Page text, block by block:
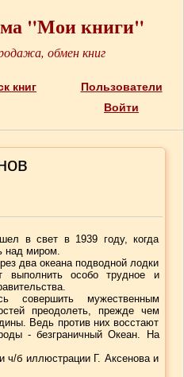
"Мои книги"
обмен книг
книг
Пользователи
Войти
в свет в 1939 году, когда
над миром.
два океана подводной лодки
выполнить особо трудное и
совершить мужественным
преодолеть, прежде чем
Ведь против них восстают
- безграничный Океан. На
ч/б иллюстрации Г. Аксенова и